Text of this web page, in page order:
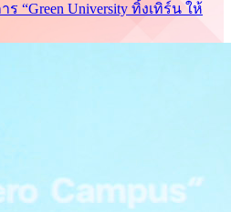
“Green University ทิ้งเทิร์น ให้